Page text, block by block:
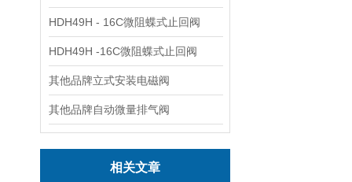
HDH49H - 16C微阻蝶式止回阀
HDH49H -16C微阻蝶式止回阀
其他品牌立式安装电磁阀
其他品牌自动微量排气阀
相关文章